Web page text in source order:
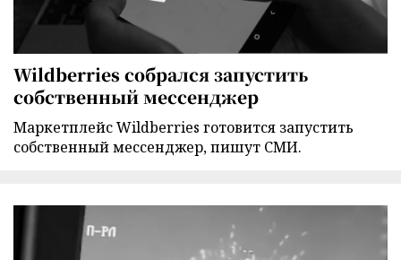
Wildberries собрался запустить
собственный мессенджер
Маркетплейс Wildberries готовится запустить
собственный мессенджер, пишут СМИ.